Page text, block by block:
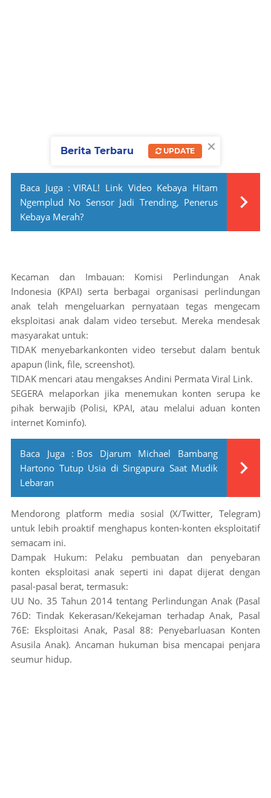
Baca Juga : VIRAL! Link Video Kebaya Hitam
Ngemplud No Sensor Jadi Trending, Penerus
Kebaya Merah?
Kecaman dan Imbauan: Komisi Perlindungan Anak
Indonesia (KPAI) serta berbagai organisasi perlindungan
anak telah mengeluarkan pernyataan tegas mengecam
eksploitasi anak dalam video tersebut. Mereka mendesak
masyarakat untuk:
TIDAK menyebarkankonten video tersebut dalam bentuk
apapun (link, file, screenshot).
TIDAK mencari atau mengakses Andini Permata Viral Link.
SEGERA melaporkan jika menemukan konten serupa ke
pihak berwajib (Polisi, KPAI, atau melalui aduan konten
internet Kominfo).
Baca Juga : Bos Djarum Michael Bambang
Hartono Tutup Usia di Singapura Saat Mudik
Lebaran
Mendorong platform media sosial (X/Twitter, Telegram)
untuk lebih proaktif menghapus konten-konten eksploitatif
semacam ini.
Dampak Hukum: Pelaku pembuatan dan penyebaran
konten eksploitasi anak seperti ini dapat dijerat dengan
pasal-pasal berat, termasuk:
UU No. 35 Tahun 2014 tentang Perlindungan Anak (Pasal
76D: Tindak Kekerasan/Kekejaman terhadap Anak, Pasal
76E: Eksploitasi Anak, Pasal 88: Penyebarluasan Konten
Asusila Anak). Ancaman hukuman bisa mencapai penjara
seumur hidup.
×
Berita Terbaru UPDATE